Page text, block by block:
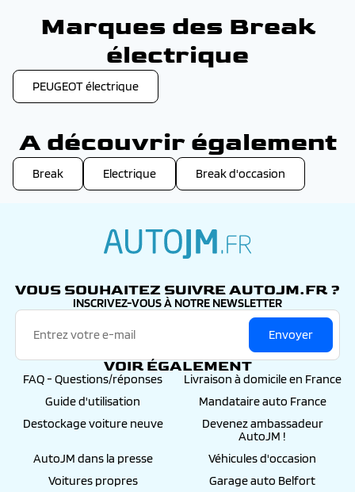
Marques des Break
électrique
PEUGEOT électrique
A découvrir également
Break Electrique Break d'occasion
VOUS SOUHAITEZ SUIVRE AUTOJM.FR ?
INSCRIVEZ-VOUS À NOTRE NEWSLETTER
Envoyer
VOIR ÉGALEMENT
FAQ - Questions/réponses
Livraison à domicile en France
Guide d'utilisation
Mandataire auto France
Destockage voiture neuve
Devenez ambassadeur
AutoJM !
AutoJM dans la presse
Véhicules d'occasion
Voitures propres
Garage auto Belfort